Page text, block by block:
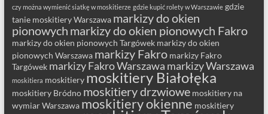
czy można wymienić siatkę w moskitierze gdzie kupić rolety w Warszawie gdzie
tanie moskitiery Warszawa markizy do okien
pionowych markizy do okien pionowych Fakro
markizy do okien pionowych Targówek markizy do okien
pionowych Warszawa markizy Fakro markizy Fakro
Targówek markizy Fakro Warszawa markizy Warszawa
moskitiera moskitiery moskitiery Białołęka
moskitiery Bródno moskitiery drzwiowe moskitiery na
wymiar Warszawa moskitiery okienne moskitiery